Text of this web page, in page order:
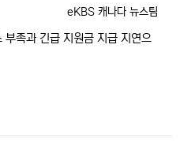
등록자
eKBS 캐나다 뉴스팀
족과 긴급 지원금 지급 지연으